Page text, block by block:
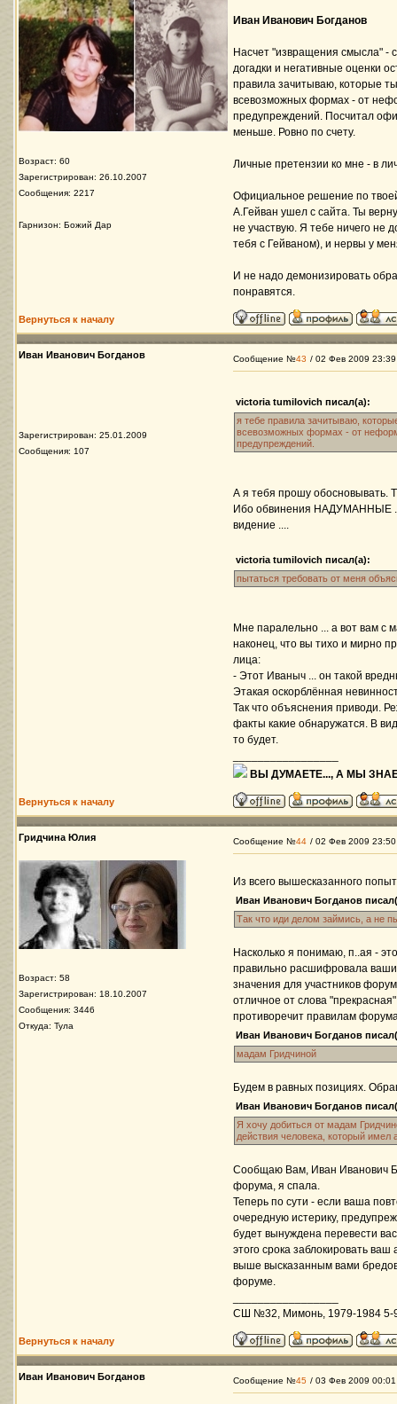
Возраст: 60
Зарегистрирован: 26.10.2007
Сообщения: 2217
Гарнизон: Божий Дар
Иван Иванович Богданов
Насчет "извращения смысла" -
догадки и негативные оценки
правила зачитываю, которые
всевозможных формах - от
предупреждений. Посчитал
меньше. Ровно по счету.
Личные претензии ко мне - в
Официальное решение по
А.Гейван ушел с сайта. Ты
не участвую. Я тебе ничего не
тебя с Гейваном), и нервы у
И не надо демонизировать
понравятся.
Вернуться к началу
Иван Иванович Богданов
Зарегистрирован: 25.01.2009
Сообщения: 107
Сообщение №43 / 02 Фев 2009 23:39
victoria tumilovich писал(а):
я тебе правила зачитываю,
всевозможных формах - от
предупреждений.
А я тебя прошу обосновывать.
Ибо обвинения НАДУМАННЫЕ ...
видение ....
victoria tumilovich писал(а):
пытаться требовать от меня
Мне паралельно ... а вот вам с
наконец, что вы тихо и мирно
лица:
- Этот Иваныч ... он такой
Этакая оскорблённая
Так что объяснения приводи.
факты какие обнаружатся. В
то будет.
ВЫ ДУМАЕТЕ..., А МЫ
Вернуться к началу
Гридчина Юлия
Возраст: 58
Зарегистрирован: 18.10.2007
Сообщения: 3446
Откуда: Тула
Сообщение №44 / 02 Фев 2009 23:50
Из всего вышесказанного
Иван Иванович Богданов
Так что иди делом займись, а не
Насколько я понимаю, п..ая -
правильно расшифровала
значения для участников
отличное от слова
противоречит правилам
Иван Иванович Богданов
мадам Гридчиной
Будем в равных позициях.
Иван Иванович Богданов
Я хочу добиться от мадам
действия человека, который имел
Сообщаю Вам, Иван Иванович
форума, я спала.
Теперь по сути - если ваша
очередную истерику,
будет вынуждена перевести
этого срока заблокировать
выше высказанным вами
форуме.
СШ №32, Мимонь, 1979-1984 5-9
Вернуться к началу
Иван Иванович Богданов Сообщение №45 / 03 Фев 2009 00:01